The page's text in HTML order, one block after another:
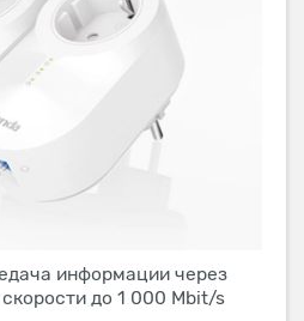
информации через
до 1 000 Mbit/s